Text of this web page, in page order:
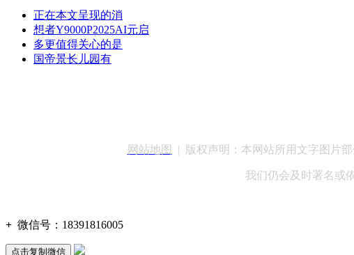
正在本文呈现的消
想者Y9000P2025AI元启
多更值得关心的是
国帝景长儿园有
网站地图 | 版权声明：本网站所用文字图片
我们仍会及时署名或
+ 微信号： 18391816005
点击复制微信